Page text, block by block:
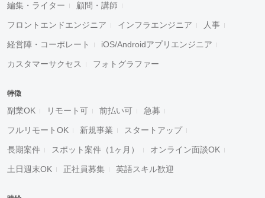
編集・ライター 顧問・講師
フロントエンドエンジニア インフラエンジニア 人事
経営陣・コーポレート iOS/Androidアプリエンジニア
カスタマーサクセス フォトグラファー
特徴
副業OK リモート可 前払い可 急募
フルリモートOK 新規事業 スタートアップ
長期案件 スポット案件（1ヶ月） オンライン面談OK
土日週末OK 正社員募集 英語スキル歓迎